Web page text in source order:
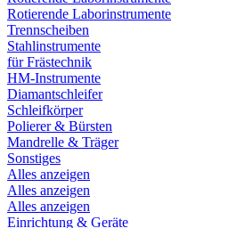
Rotierende Laborinstrumente
Trennscheiben
Stahlinstrumente
für Frästechnik
HM-Instrumente
Diamantschleifer
Schleifkörper
Polierer & Bürsten
Mandrelle & Träger
Sonstiges
Alles anzeigen
Alles anzeigen
Alles anzeigen
Einrichtung & Geräte